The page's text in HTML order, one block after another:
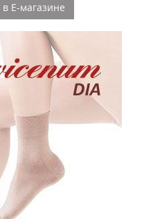
E-магазине